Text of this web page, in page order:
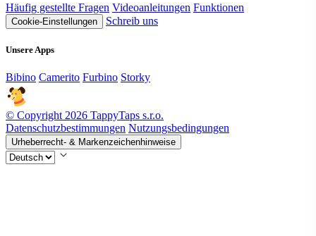
Häufig gestellte Fragen Videoanleitungen Funktionen
Cookie-Einstellungen Schreib uns
Unsere Apps
Bibino Camerito Furbino Storky
© Copyright 2026 TappyTaps s.r.o.
Datenschutzbestimmungen Nutzungsbedingungen
Urheberrecht- & Markenzeichenhinweise